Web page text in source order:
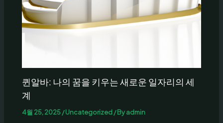
퀸알바: 나의 꿈을 키우는 새로운 일자리의 세
계
4월 25, 2025/Uncategorized/ Byadmin